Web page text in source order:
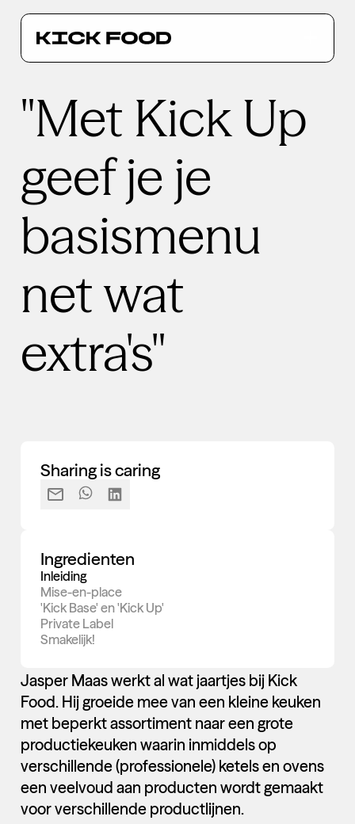
"Met Kick Up
geef je je
basismenu
net wat
extra's"
Sharing is caring
Ingredienten
Inleiding
Mise-en-place
'Kick Base' en 'Kick Up'
Private Label
Smakelijk!
Jasper Maas werkt al wat jaartjes bij Kick
Food. Hij groeide mee van een kleine keuken
met beperkt assortiment naar een grote
productiekeuken waarin inmiddels op
verschillende (professionele) ketels en ovens
een veelvoud aan producten wordt gemaakt
voor verschillende productlijnen.